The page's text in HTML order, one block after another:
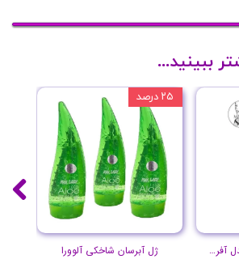
ژل آبرسان شاخکی آلوورا
۲۵ درصد
شامپو سه کاره مردانه مدل آفریقا حجم 400 میل
ببینید...